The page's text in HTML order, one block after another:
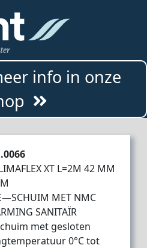
info in onze
XT L=2M 42 MM
MET NMC
SANITAÏR
met gesloten
0°C tot